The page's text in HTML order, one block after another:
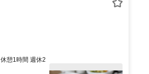
憩1時間 週休2